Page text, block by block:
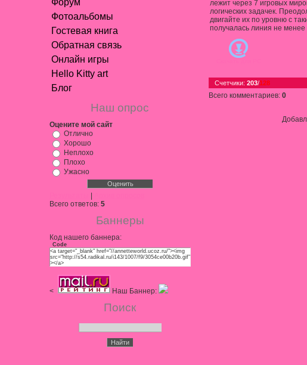
Форум
Фотоальбомы
Гостевая книга
Обратная связь
Онлайн игры
Hello Kitty art
Блог
Наш опрос
Оцените мой сайт
Отлично
Хорошо
Неплохо
Плохо
Ужасно
Всего ответов: 5
Баннеры
Код нашего баннера:
Code
<a target="_blank" href="//annetteworld.ucoz.ru/"><img
src="http://s54.radikal.ru/i143/1007/f9/3054ce00b20b.gif"
></a>
< Наш Баннер:
Поиск
лежит через 7 игровых
логических задачек.
двигайте их по уровню с
получалась линия не
Счетчики: 203/128
Всего комментариев: 0